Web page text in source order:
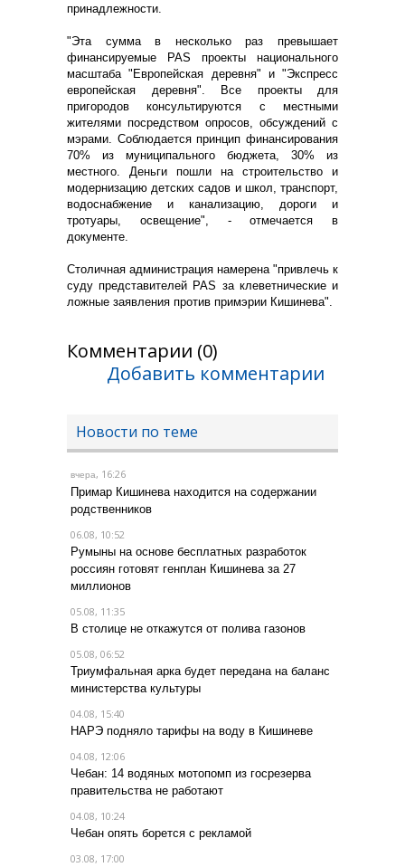
принадлежности.
"Эта сумма в несколько раз превышает
финансируемые PAS проекты национального
масштаба "Европейская деревня" и "Экспресс
европейская деревня". Все проекты для
пригородов консультируются с местными
жителями посредством опросов, обсуждений с
мэрами. Соблюдается принцип финансирования
70% из муниципального бюджета, 30% из
местного. Деньги пошли на строительство и
модернизацию детских садов и школ, транспорт,
водоснабжение и канализацию, дороги и
тротуары, освещение", - отмечается в
документе.
Столичная администрация намерена "привлечь к
суду представителей PAS за клеветнические и
ложные заявления против примэрии Кишинева".
Комментарии (0)
Добавить комментарии
Новости по теме
вчера, 16:26
Примар Кишинева находится на содержании
родственников
06.08, 10:52
Румыны на основе бесплатных разработок
россиян готовят генплан Кишинева за 27
миллионов
05.08, 11:35
В столице не откажутся от полива газонов
05.08, 06:52
Триумфальная арка будет передана на баланс
министерства культуры
04.08, 15:40
НАРЭ подняло тарифы на воду в Кишиневе
04.08, 12:06
Чебан: 14 водяных мотопомп из госрезерва
правительства не работают
04.08, 10:24
Чебан опять борется с рекламой
03.08, 17:00